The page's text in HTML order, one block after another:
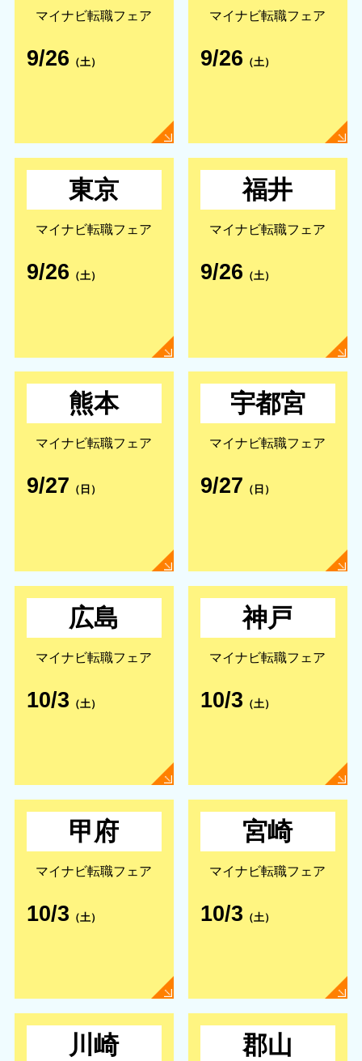
マイナビ転職フェア
9/26 （土）
マイナビ転職フェア
9/26 （土）
東京
マイナビ転職フェア
9/26 （土）
福井
マイナビ転職フェア
9/26 （土）
熊本
マイナビ転職フェア
9/27 （日）
宇都宮
マイナビ転職フェア
9/27 （日）
広島
マイナビ転職フェア
10/3 （土）
神戸
マイナビ転職フェア
10/3 （土）
甲府
マイナビ転職フェア
10/3 （土）
宮崎
マイナビ転職フェア
10/3 （土）
川崎 郡山